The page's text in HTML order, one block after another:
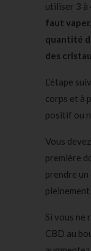
utiliser 3 à
faut vaper,
quantité
des
L’étape
corps et à
positif ou
Vous
première
prendre un
Si vous ne
CBD au